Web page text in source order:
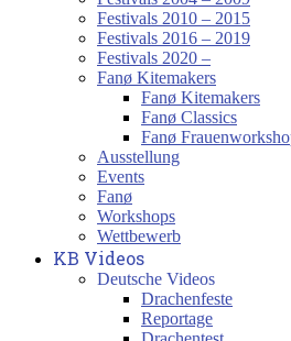
Festivals 2010 – 2015
Festivals 2016 – 2019
Festivals 2020 –
Fanø Kitemakers
Fanø Kitemakers
Fanø Classics
Fanø
Ausstellung
Events
Fanø
Workshops
Wettbewerb
KB Videos
Deutsche Videos
Drachenfeste
Reportage